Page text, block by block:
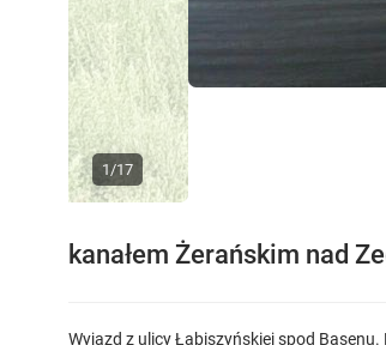
Previous
1/17
kanałem Żerańskim nad
Wyjazd z ulicy Łabiszyńskiej spod